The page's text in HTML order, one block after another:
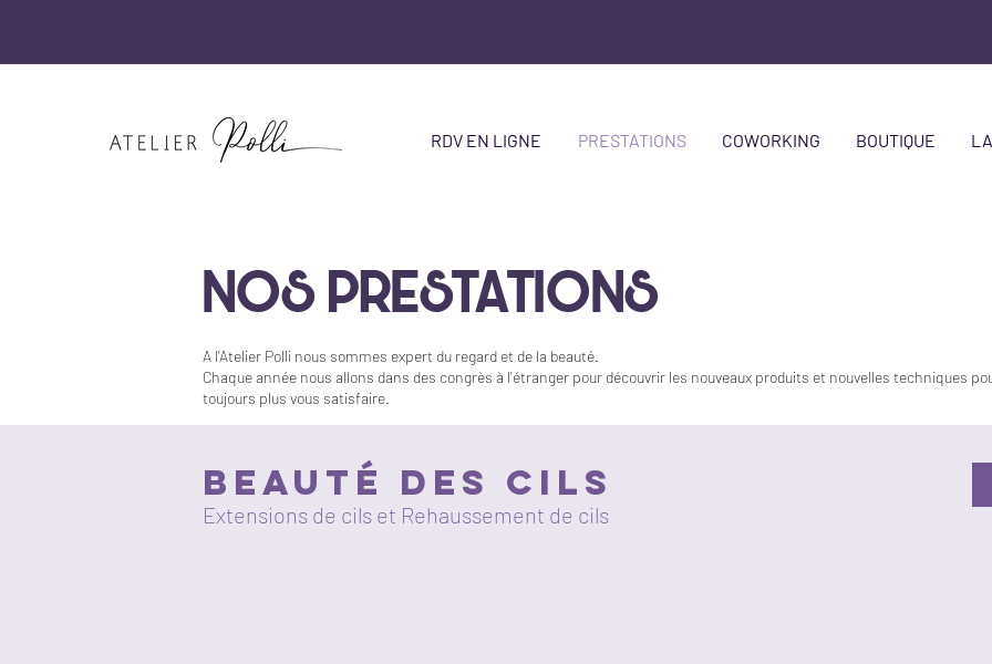
RDV EN LIGNE PRESTATIONS COWORKING BOUTIQUE
NOS PRESTATIONS
A l'Atelier Polli nous sommes expert du regard et de la beauté.
Chaque année nous allons dans des congrès à l'étranger pour découvrir les nouveaux produits et nouvelles techniques
toujours plus vous satisfaire.
BEAUTÉ DES CILS
Extensions de cils et Rehaussement de cils